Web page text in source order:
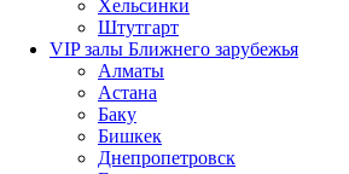
Хельсинки
Штутгарт
VIP залы Ближнего зарубежья
Алматы
Астана
Баку
Бишкек
Днепропетровск